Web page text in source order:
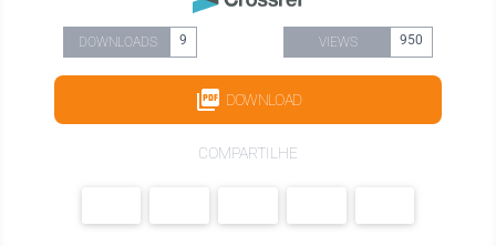
DOWNLOADS 9 VIEWS 950
DOWNLOAD
COMPARTILHE